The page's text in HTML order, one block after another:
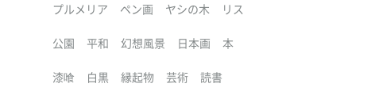
プルメリア ペン画 ヤシの木 リス
公園 平和 幻想風景 日本画 本
漆喰 白黒 縁起物 芸術 読書